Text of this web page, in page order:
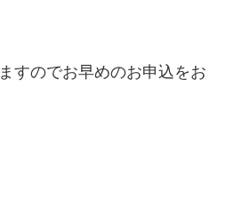
すのでお早めのお申込をお